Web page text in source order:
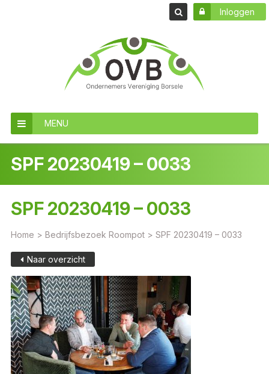
Inloggen
MENU
SPF 20230419 – 0033
SPF 20230419 – 0033
Home > Bedrijfsbezoek Roompot> SPF 20230419 – 0033
Naar overzicht